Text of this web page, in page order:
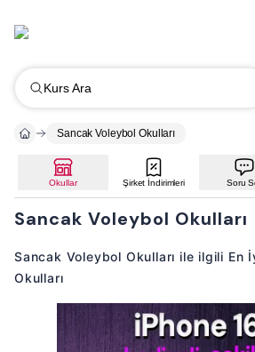
Kurs Ara
Sancak Voleybol Okulları
Okullar Şirket İndirimleri Soru
Sancak Voleybol Okulları
Sancak Voleybol Okulları ile ilgili En
Okulları